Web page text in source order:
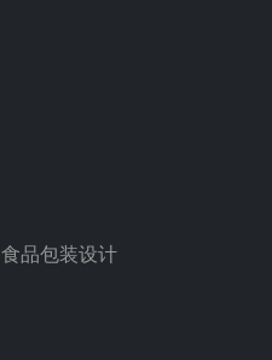
食品包装设计